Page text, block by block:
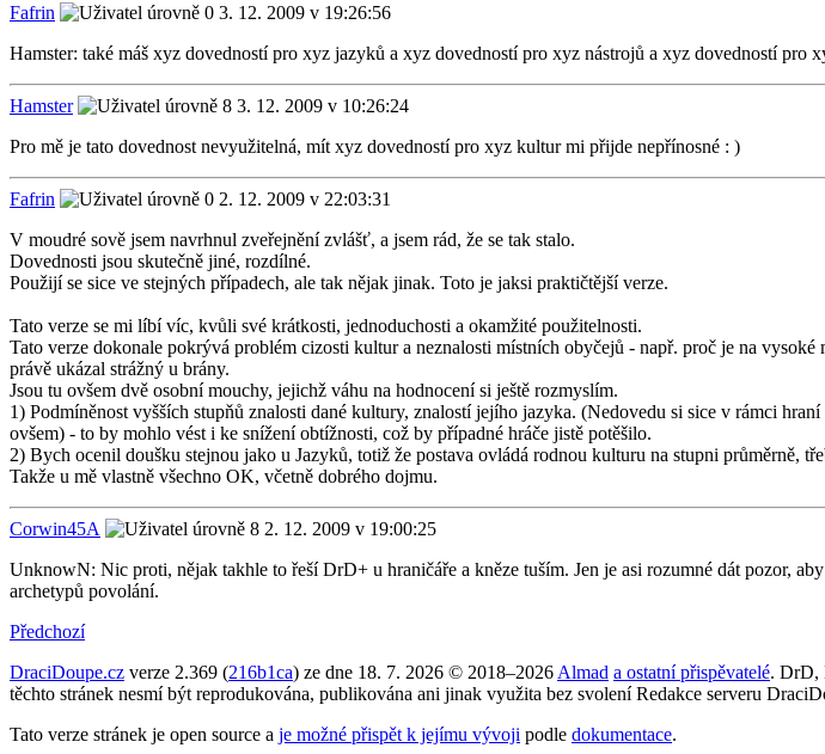
Fafrin
3. 12. 2009 v 19:26:56
Hamster: také máš xyz dovedností pro xyz jazyků a xyz dovedností pro xyz nástrojů a xyz dovedností pro
Hamster
3. 12. 2009 v 10:26:24
Pro mě je tato dovednost nevyužitelná, mít xyz dovedností pro xyz kultur mi přijde nepřínosné : )
Fafrin
2. 12. 2009 v 22:03:31
V moudré sově jsem navrhnul zveřejnění zvlášť, a jsem rád, že se tak stalo.
Dovednosti jsou skutečně jiné, rozdílné.
Použijí se sice ve stejných případech, ale tak nějak jinak. Toto je jaksi praktičtější verze.
Tato verze se mi líbí víc, kvůli své krátkosti, jednoduchosti a okamžité použitelnosti.
Tato verze dokonale pokrývá problém cizosti kultur a neznalosti místních obyčejů - např. proč je na
právě ukázal strážný u brány.
Jsou tu ovšem dvě osobní mouchy, jejichž váhu na hodnocení si ještě rozmyslím.
1) Podmíněnost vyšších stupňů znalosti dané kultury, znalostí jejího jazyka. (Nedovedu si sice v rámci
ovšem) - to by mohlo vést i ke snížení obtížnosti, což by případné hráče jistě potěšilo.
2) Bych ocenil doušku stejnou jako u Jazyků, totiž že postava ovládá rodnou kulturu na stupni průměrně,
Takže u mě vlastně všechno OK, včetně dobrého dojmu.
Corwin45A
2. 12. 2009 v 19:00:25
UnknowN: Nic proti, nějak takhle to řeší DrD+ u hraničáře a kněze tuším. Jen je asi rozumné dát pozor,
archetypů povolání.
Předchozí
DraciDoupe.cz verze 2.369 (216b1ca) ze dne 18. 7. 2026 © 2018–2026 Almad a ostatní přispěvatelé. DrD,
těchto stránek nesmí být reprodukována, publikována ani jinak využita bez svolení Redakce serveru
Tato verze stránek je open source a je možné přispět k jejímu vývoji podle dokumentace.